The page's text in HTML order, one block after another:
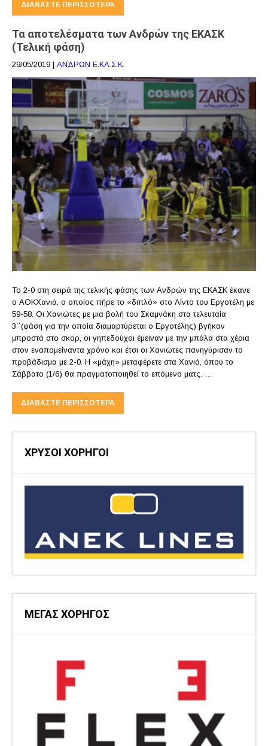
ΔΙΑΒΆΣΤΕ ΠΕΡΙΣΣΌΤΕΡΑ
Τα αποτελέσματα των Ανδρών της ΕΚΑΣΚ
(Τελική φάση)
29/05/2019 | ΑΝΔΡΩΝ Ε.ΚΑ.Σ.Κ.
Το 2-0 στη σειρά της τελικής φάσης των Ανδρών της ΕΚΑΣΚ έκανε
ο ΑΟΚΧανιά, ο οποίος πήρε το «διπλό» στο Λίντο του Εργοτέλη με
59-58. Οι Χανιώτες με μια βολή του Σκαμνάκη στα τελευταία
3΄΄(φάση για την οποία διαμαρτύρεται ο Εργοτέλης) βγήκαν
μπροστά στο σκορ, οι γηπεδούχοι έμειναν με την μπάλα στα χέρια
στον εναπομείναντα χρόνο και έτσι οι Χανιώτες πανηγύρισαν το
προβάδισμα με 2-0. Η «μάχη» μεταφέρετε στα Χανιά, όπου το
Σάββατο (1/6) θα πραγματοποιηθεί το επόμενο ματς. …
ΔΙΑΒΆΣΤΕ ΠΕΡΙΣΣΌΤΕΡΑ
ΧΡΥΣΟΙ ΧΟΡΗΓΟΙ
ΜΕΓΑΣ ΧΟΡΗΓΟΣ